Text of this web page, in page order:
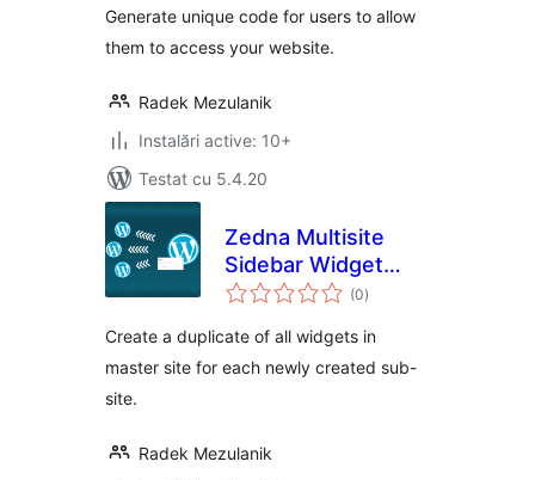
Generate unique code for users to allow
them to access your website.
Radek Mezulanik
Instalări active: 10+
Testat cu 5.4.20
Zedna Multisite
Sidebar Widget
Duplicator
(0total
aprecieri
)
Create a duplicate of all widgets in
master site for each newly created sub-
site.
Radek Mezulanik